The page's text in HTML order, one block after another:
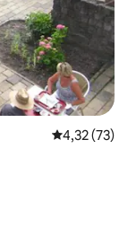
4,32 (73)